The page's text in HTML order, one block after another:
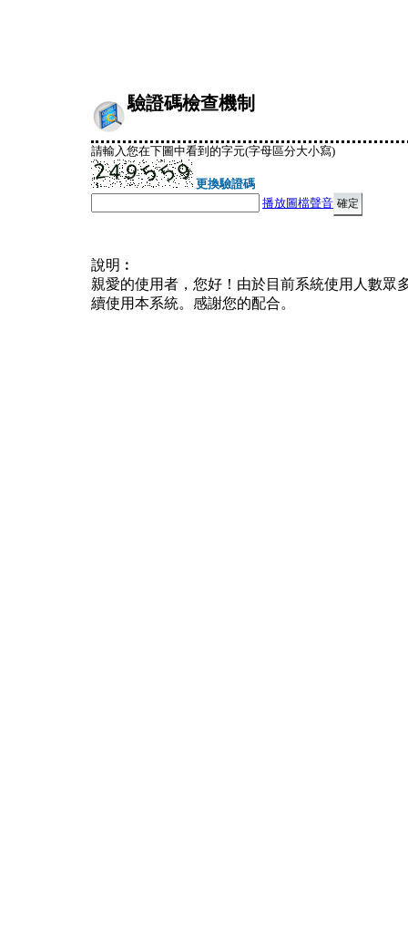
驗證碼檢查機制
請輸入您在下圖中看到的字元(字母區分大小寫)
更換驗證碼
播放圖檔聲音
說明︰
親愛的使用者，您好！由於目前系統使用人數眾
續使用本系統。感謝您的配合。